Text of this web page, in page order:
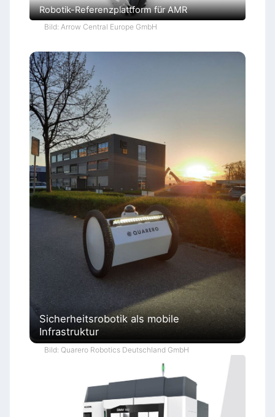
Robotik-Referenzplattform für AMR
Bild: Arrow Central Europe GmbH
Sicherheitsrobotik als mobile
Infrastruktur
Bild: Quarero Robotics Deutschland GmbH